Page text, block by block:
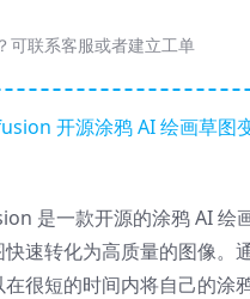
可联系客服或者建立工单
是一款开源的涂鸦 AI 绘
速转化为高质量的图像。
很短的时间内将自己的涂